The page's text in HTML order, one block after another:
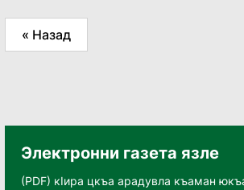
« Назад
Электронни газета язле
(PDF) кӀира цкъа арадувла къаман